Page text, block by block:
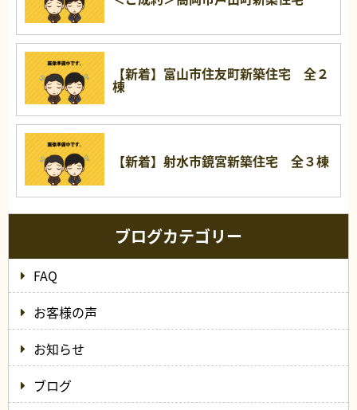
【新着】富山市住友町新築住宅 全２
棟
【新着】射水市鏡宮新築住宅 全３棟
ブログカテゴリー
FAQ
お客様の声
お知らせ
ブログ